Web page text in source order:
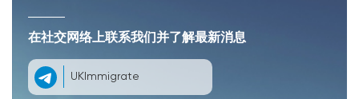
在社交网络上联系我们并了解最新消息
UKImmigrate